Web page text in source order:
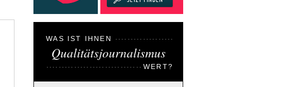
WAS IST IHNEN
Qualitätsjournalismus
WERT?